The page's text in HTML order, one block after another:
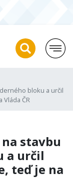
bloku a určil
ČR
stavbu
a určil
teď je na